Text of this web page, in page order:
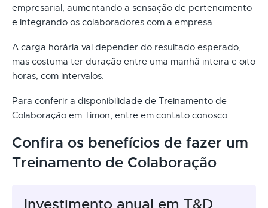
empresarial, aumentando a sensação de pertencimento
e integrando os colaboradores com a empresa.
A carga horária vai depender do resultado esperado,
mas costuma ter duração entre uma manhã inteira e oito
horas, com intervalos.
Para conferir a disponibilidade de Treinamento de
Colaboração em Timon, entre em contato conosco.
Confira os benefícios de fazer um
Treinamento de Colaboração
Investimento anual em T&D